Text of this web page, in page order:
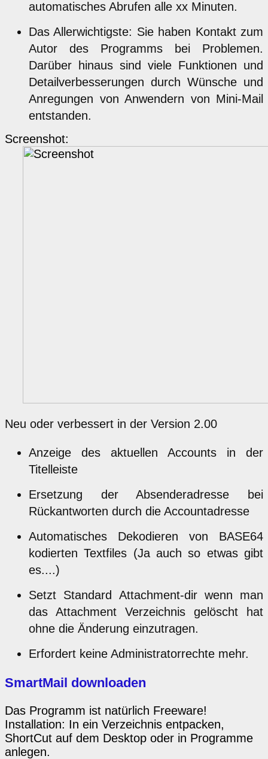
automatisches Abrufen alle xx Minuten.
Das Allerwichtigste: Sie haben Kontakt zum
Autor des Programms bei Problemen.
Darüber hinaus sind viele Funktionen und
Detailverbesserungen durch Wünsche und
Anregungen von Anwendern von Mini-Mail
entstanden.
Screenshot:
Neu oder verbessert in der Version 2.00
Anzeige des aktuellen Accounts in der
Titelleiste
Ersetzung der Absenderadresse bei
Rückantworten durch die Accountadresse
Automatisches Dekodieren von BASE64
kodierten Textfiles (Ja auch so etwas gibt
es....)
Setzt Standard Attachment-dir wenn man
das Attachment Verzeichnis gelöscht hat
ohne die Änderung einzutragen.
Erfordert keine Administratorrechte mehr.
SmartMail downloaden
Das Programm ist natürlich Freeware!
Installation: In ein Verzeichnis entpacken,
ShortCut auf dem Desktop oder in Programme
anlegen.